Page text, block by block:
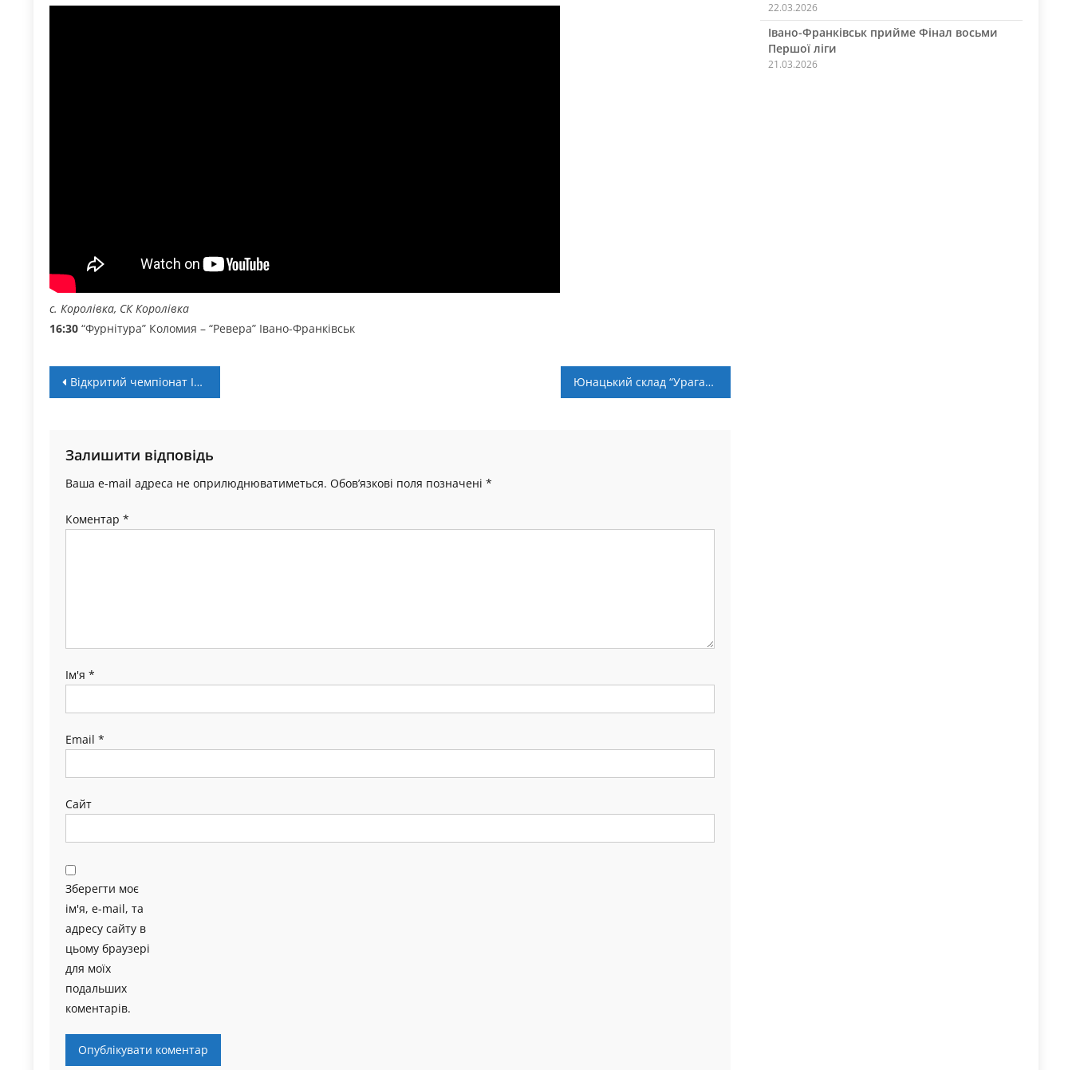
с. Королівка, СК Королівка
16:30 “Фурнітура” Коломия – “Ревера” Івано-Франківськ
Навігація
Відкритий чемпіонат Івано-Франківська: анонс матчів 11-12 лютого Юнацький склад “Урагану” переможно відіграв ІІ тур ЮЕЛ
Залишити відповідь
Ваша e-mail адреса не оприлюднюватиметься. Обов’язкові поля позначені *
Коментар *
Ім'я *
Email *
Сайт
Зберегти моє
ім'я, e-mail, та
адресу сайту в
цьому браузері
для моїх
подальших
коментарів.
22.03.2026
Івано-Франківськ прийме Фінал восьми
Першої ліги
21.03.2026